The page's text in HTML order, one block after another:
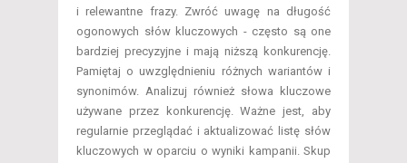
i relewantne frazy. Zwróć uwagę na długość
ogonowych słów kluczowych - często są one
bardziej precyzyjne i mają niższą konkurencję.
Pamiętaj o uwzględnieniu różnych wariantów i
synonimów. Analizuj również słowa kluczowe
używane przez konkurencję. Ważne jest, aby
regularnie przeglądać i aktualizować listę słów
kluczowych w oparciu o wyniki kampanii. Skup